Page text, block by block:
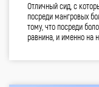
Отличный сид, с
посреди мангровых
тому, что посреди
равнина, и именно на